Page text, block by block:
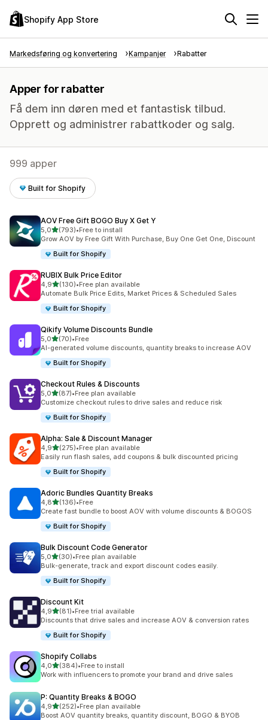
Shopify App Store
Markedsføring og konvertering Kampanjer Rabatter
Apper for rabatter
Få dem inn døren med et fantastisk tilbud.
Opprett og administrer rabattkoder og salg.
999 apper
Built for Shopify
AOV Free Gift BOGO Buy X Get Y
5,0av 5 stjerner
(793)
Totalt 793 omtaler
•Free to install
Grow AOV by Free Gift With Purchase, Buy One Get One, Discount
Built for Shopify
RUBIX Bulk Price Editor
4,9av 5 stjerner
(130)
Totalt 130 omtaler
•Free plan available
Automate Bulk Price Edits, Market Prices & Scheduled Sales
Built for Shopify
Qikify Volume Discounts Bundle
5,0av 5 stjerner
(70)
Totalt 70 omtaler
•Free
AI-generated volume discounts, quantity breaks to increase AOV
Built for Shopify
Checkout Rules & Discounts
5,0av 5 stjerner
(87)
Totalt 87 omtaler
•Free plan available
Customize checkout rules to drive sales and reduce risk
Built for Shopify
Alpha: Sale & Discount Manager
4,9av 5 stjerner
(275)
Totalt 275 omtaler
•Free plan available
Easily run flash sales, add coupons & bulk discounted pricing
Built for Shopify
Adoric Bundles Quantity Breaks
4,8av 5 stjerner
(136)
Totalt 136 omtaler
•Free
Create fast bundle to boost AOV with volume discounts & BOGOS
Built for Shopify
Bulk Discount Code Generator
5,0av 5 stjerner
(30)
Totalt 30 omtaler
•Free plan available
Bulk-generate, track and export discount codes easily.
Built for Shopify
Discount Kit
4,9av 5 stjerner
(81)
Totalt 81 omtaler
•Free trial available
Discounts that drive sales and increase AOV & conversion rates
Built for Shopify
Shopify Collabs
4,0av 5 stjerner
(384)
Totalt 384 omtaler
•Free to install
Work with influencers to promote your brand and drive sales
P: Quantity Breaks & BOGO
4,9av 5 stjerner
(252)
Totalt 252 omtaler
•Free plan available
Boost AOV quantity breaks, quantity discount, BOGO & BYOB